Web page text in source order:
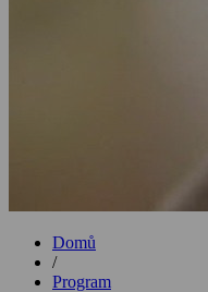
Domů
/
Program